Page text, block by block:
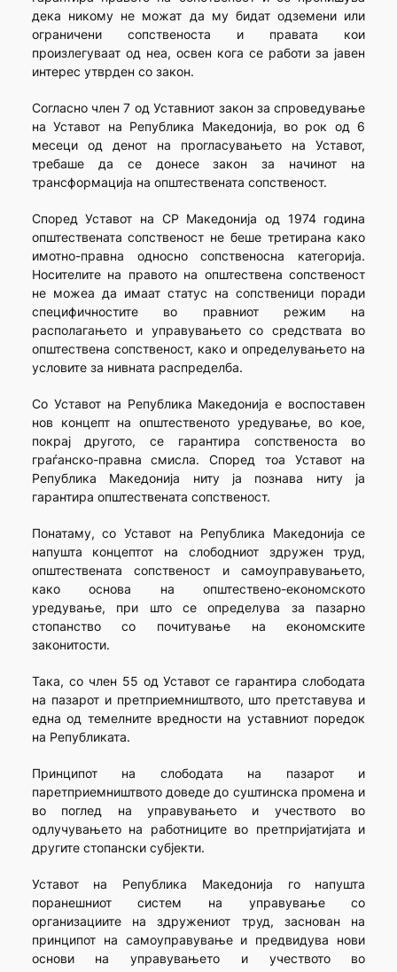
дека никому не можат да му бидат одземени или
ограничени сопственоста и правата кои
произлегуваат од неа, освен кога се работи за јавен
интерес утврден со закон.
Согласно член 7 од Уставниот закон за спроведување
на Уставот на Република Македонија, во рок од 6
месеци од денот на прогласувањето на Уставот,
требаше да се донесе закон за начинот на
трансформација на општествената сопственост.
Според Уставот на СР Македонија од 1974 година
општествената сопственост не беше третирана како
имотно-правна односно сопственосна категорија.
Носителите на правото на општествена сопственост
не можеа да имаат статус на сопственици поради
специфичностите во правниот режим на
располагањето и управувањето со средствата во
општествена сопственост, како и определувањето на
условите за нивната распределба.
Со Уставот на Република Македонија е воспоставен
нов концепт на општественото уредување, во кое,
покрај другото, се гарантира сопственоста во
граѓанско-правна смисла. Според тоа Уставот на
Република Македонија ниту ја познава ниту ја
гарантира општествената сопственост.
Понатаму, со Уставот на Република Македонија се
напушта концептот на слободниот здружен труд,
општествената сопственост и самоуправувањето,
како основа на општествено-економското
уредување, при што се определува за пазарно
стопанство со почитување на економските
законитости.
Така, со член 55 од Уставот се гарантира слободата
на пазарот и претприемништвото, што претставува и
една од темелните вредности на уставниот поредок
на Републиката.
Принципот на слободата на пазарот и
паретприемништвото доведе до суштинска промена и
во поглед на управувањето и учеството во
одлучувањето на работниците во претпријатијата и
другите стопански субјекти.
Уставот на Република Македонија го напушта
поранешниот систем на управување со
организациите на здружениот труд, заснован на
принципот на самоуправување и предвидува нови
основи на управувањето и учеството во